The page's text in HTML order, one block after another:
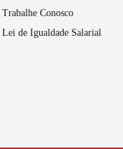
Trabalhe Conosco
Lei de Igualdade Salarial